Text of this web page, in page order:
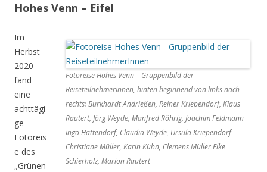
Hohes Venn – Eifel
Fotoreise Hohes Venn – Gruppenbild der
ReiseteilnehmerInnen, hinten beginnend von links nach
rechts: Burkhardt Andrießen, Reiner Kriependorf, Klaus
Rautert, Jörg Weyde, Manfred Röhrig, Joachim Feldmann
Ingo Hattendorf, Claudia Weyde, Ursula Kriependorf
Christiane Müller, Karin Kühn, Clemens Müller Elke
Schierholz, Marion Rautert
Im
Herbst
2020
fand
eine
achttägi
ge
Fotoreis
e des
„Grünen